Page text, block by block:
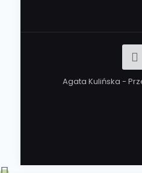
Agata Kulińska -